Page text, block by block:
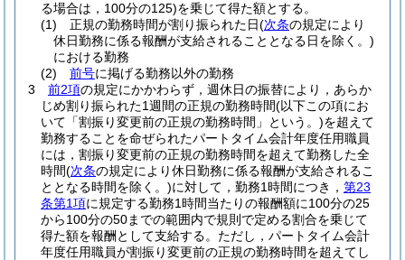
る場合は，100分の125)を乗じて得た額とする。
(1)
正規の勤務時間が割り振られた日(次条の規定により
休日勤務に係る報酬が支給されることとなる日を除く。)
における勤務
(2)
前号に掲げる勤務以外の勤務
3
前2項の規定にかかわらず，週休日の振替により，あらか
じめ割り振られた1週間の正規の勤務時間(以下この項にお
いて「割振り変更前の正規の勤務時間」という。)を超えて
勤務することを命ぜられたパートタイム会計年度任用職員
には，割振り変更前の正規の勤務時間を超えて勤務した全
時間(次条の規定により休日勤務に係る報酬が支給されるこ
ととなる時間を除く。)に対して，勤務1時間につき， 第23
条第1項に規定する勤務1時間当たりの報酬額に100分の25
から100分の50までの範囲内で規則で定める割合を乗じて
得た額を報酬として支給する。 ただし，パートタイム会計
年度任用職員が割振り変更前の正規の勤務時間を超えてし